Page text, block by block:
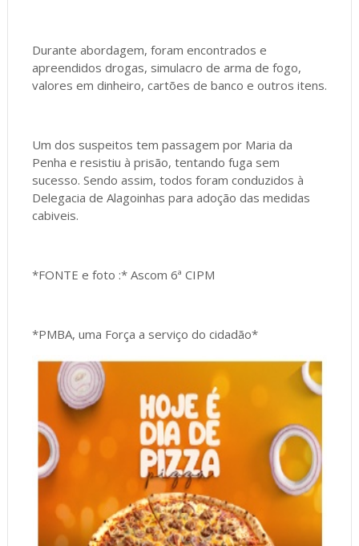
Durante abordagem, foram encontrados e
apreendidos drogas, simulacro de arma de fogo,
valores em dinheiro, cartões de banco e outros itens.
Um dos suspeitos tem passagem por Maria da
Penha e resistiu à prisão, tentando fuga sem
sucesso. Sendo assim, todos foram conduzidos à
Delegacia de Alagoinhas para adoção das medidas
cabiveis.
*FONTE e foto :* Ascom 6ª CIPM
*PMBA, uma Força a serviço do cidadão*